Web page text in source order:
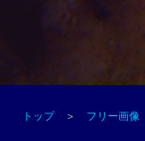
トップ＞ フリー画像